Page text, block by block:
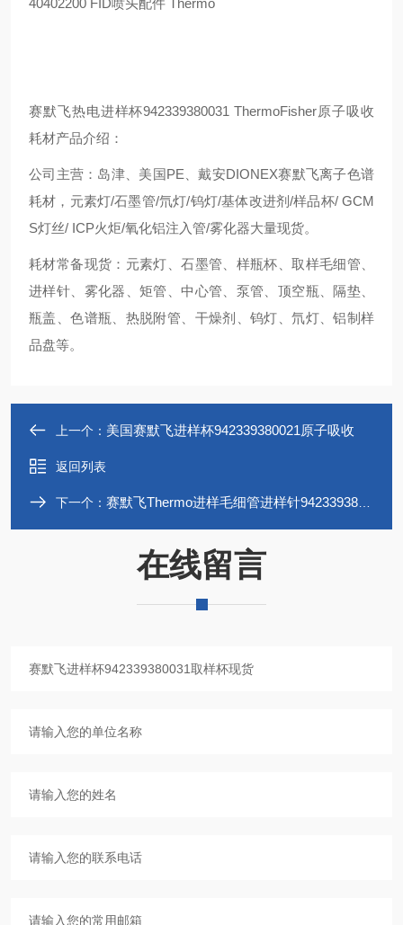
40402200 FID喷头配件 Thermo
赛默飞热电进样杯942339380031 ThermoFisher原子吸收
耗材产品介绍：
公司主营：岛津、美国PE、戴安DIONEX赛默飞离子色谱
耗材，元素灯/石墨管/氘灯/钨灯/基体改进剂/样品杯/ GCM
S灯丝/ ICP火炬/氧化铝注入管/雾化器大量现货。
耗材常备现货：元素灯、石墨管、样瓶杯、取样毛细管、
进样针、雾化器、矩管、中心管、泵管、顶空瓶、隔垫、
瓶盖、色谱瓶、热脱附管、干燥剂、钨灯、氘灯、铝制样
品盘等。
上一个： 美国赛默飞进样杯942339380021原子吸收
返回列表
下一个： 赛默飞Thermo进样毛细管进样针942339381261
在线留言